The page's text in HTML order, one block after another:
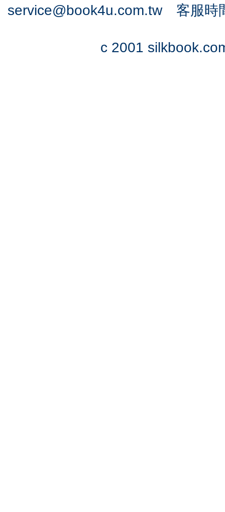
service@book4u.com.tw客服時
c 2001